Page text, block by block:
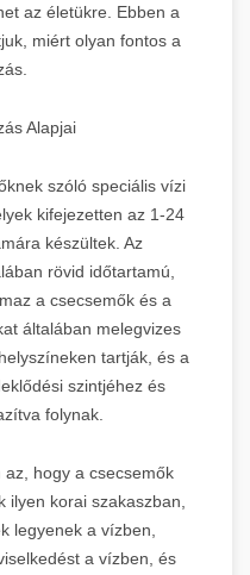
az életükre. Ebben a
miért olyan fontos a
Alapjai
szóló speciális vízi
kifejezetten az 1-24
készültek. Az
rövid időtartamú,
a csecsemők és a
általában melegvizes
tartják, és a
szintjéhez és
folynak.
hogy a csecsemők
ilyen korai szakaszban,
legyenek a vízben,
a vízben, és